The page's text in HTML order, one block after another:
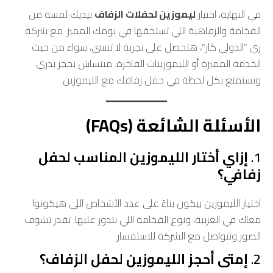
في النهاية، اختيار ليموزين لحفلات الزفاف بيديك لمسة من
الفخامة والرفاهية اللي تستحقها في يومك المميز. مع شركة
زي “الدولي كار”، هتحصل على تجربة لا تنسى، سواء من حيث
الخدمة المميزة أو الليموزينات الفاخرة. متنساش تحجز بدري
وتستمتع بكل لحظة في حفل زفافك مع الليموزين.
الأسئلة الشائعة (FAQs)
1. إزاي أختار الليموزين المناسب لحفل
زفافي؟
اختيار الليموزين بيكون بناءً على عدد الأشخاص اللي هيكونوا
معاك في العربية، ونوع الفخامة اللي بتدور عليها. تقدر تشوف
الصور وتتواصل مع الشركة للاستفسار.
2. إمتى أحجز الليموزين لحفل الزفاف؟